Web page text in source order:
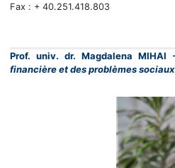
Fax : + 40.251.418.803
Prof. univ. dr. Magdalena MIHAI
financière et des problèmes